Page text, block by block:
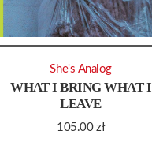
WHAT I BRING WHAT I
LEAVE
105.00zł
She's Analog